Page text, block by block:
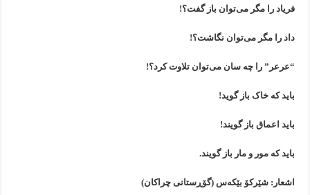
فریاد را مگر می‌توان باز گفت؟!
داد را مگر می‌توان نگاشت؟!
“عرعر” را چە سان می‌توان تلاوت کرد؟!
باید کە خاک باز گوید!
باید اعماق باز گویند!
باید کە مور و مار باز گویند.
اشعار: شێرکۆ بێکەس (گۆڕستانی چراکان)